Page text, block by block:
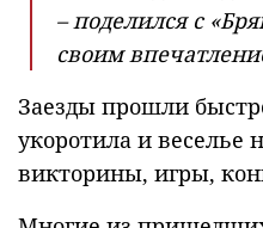
– поделился с
своим
Заезды прошли
укоротила и веселье
викторины, игры,